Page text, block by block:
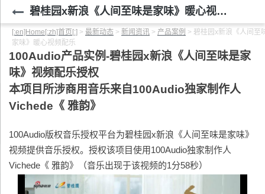
碧桂园x新浪《人间至味是家味》暖心视频配乐
[:en]Home[:zh]首页[:] > 最新动态 > 新闻资讯 > 产品案例 > 碧桂园x新浪《人间至
家味》暖心视频配乐
100Audio产品实例-碧桂园x新浪《人间至味是家
味》视频配乐授权
本项目所涉商用音乐来自100Audio独家制作人
Vichede《 雅韵》
100Audio版权音乐授权平台为碧桂园x新浪《人间至味是家味》
视频提供音乐授权。授权该项目使用100Audio独家制作人
Vichede《 雅韵》（音乐出现于该视频的1分58秒）